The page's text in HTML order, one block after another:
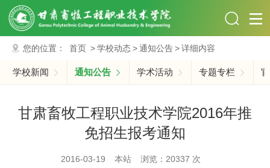
您的位置： 首页 >学校动态>通知公告>详细内容
学校新闻 通知公告 学术活动 专题专栏
甘肃畜牧工程职业技术学院2016年推
免招生报考通知
2016-03-19 本站 浏览： 20337 次